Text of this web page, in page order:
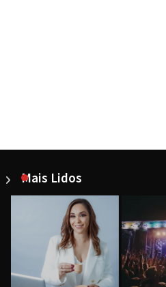
Mais Lidos